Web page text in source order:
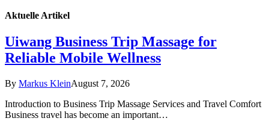
Aktuelle Artikel
Uiwang Business Trip Massage for
Reliable Mobile Wellness
By Markus KleinAugust 7, 2026
Introduction to Business Trip Massage Services and Travel Comfort
Business travel has become an important…